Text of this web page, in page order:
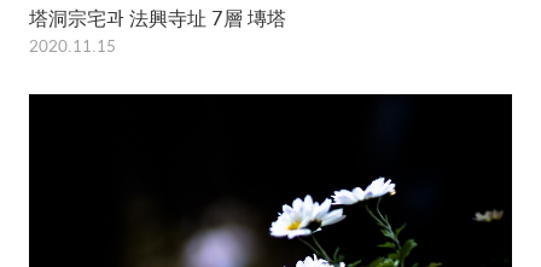
塔洞宗宅과 法興寺址 7層 塼塔
2020.11.15